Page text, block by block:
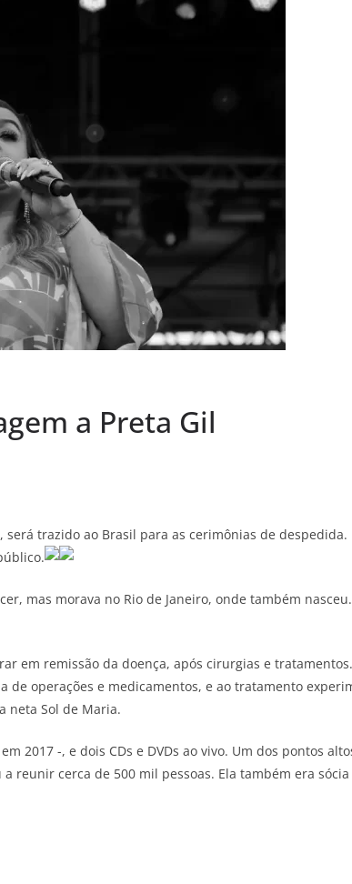
a Preta Gil
trazido ao Brasil para as cerimônias de despedida.
mas morava no Rio de Janeiro, onde também
em remissão da doença, após cirurgias e
de operações e medicamentos, e ao tratamento
neta Sol de Maria.
2017 -, e dois CDs e DVDs ao vivo. Um dos pontos
reunir cerca de 500 mil pessoas. Ela também era sócia